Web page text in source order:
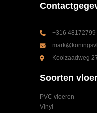
+316 48172799
Koolzaadweg
Soorten
PVC vloeren
Vinyl